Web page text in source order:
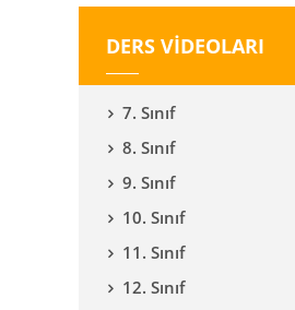
8. Sınıf Videoları
DERS VİDEOLARI
7. Sınıf
8. Sınıf
9. Sınıf
10. Sınıf
11. Sınıf
12. Sınıf